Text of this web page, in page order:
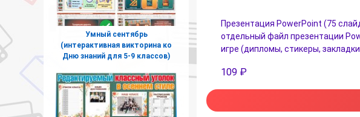
Презентация PowerPoint (75
отдельный файл презентации
игре (дипломы, стикеры,
109 ₽
Умный сентябрь
(интерактивная викторина ко
Дню знаний для 5-9 классов)